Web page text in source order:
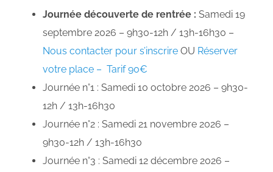
Journée découverte de rentrée : Samedi 19
septembre 2026 – 9h30-12h / 13h-16h30 –
Nous contacter pour s’inscrire OU Réserver
votre place – Tarif 90€
Journée n°1 : Samedi 10 octobre 2026 – 9h30-
12h / 13h-16h30
Journée n°2 : Samedi 21 novembre 2026 –
9h30-12h / 13h-16h30
Journée n°3 : Samedi 12 décembre 2026 –